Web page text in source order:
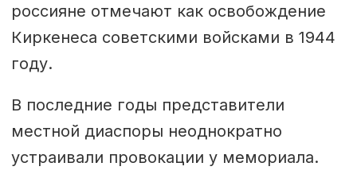
россияне отмечают как освобождение
Киркенеса советскими войсками в 1944
году.
В последние годы представители
местной диаспоры неоднократно
устраивали провокации у мемориала.